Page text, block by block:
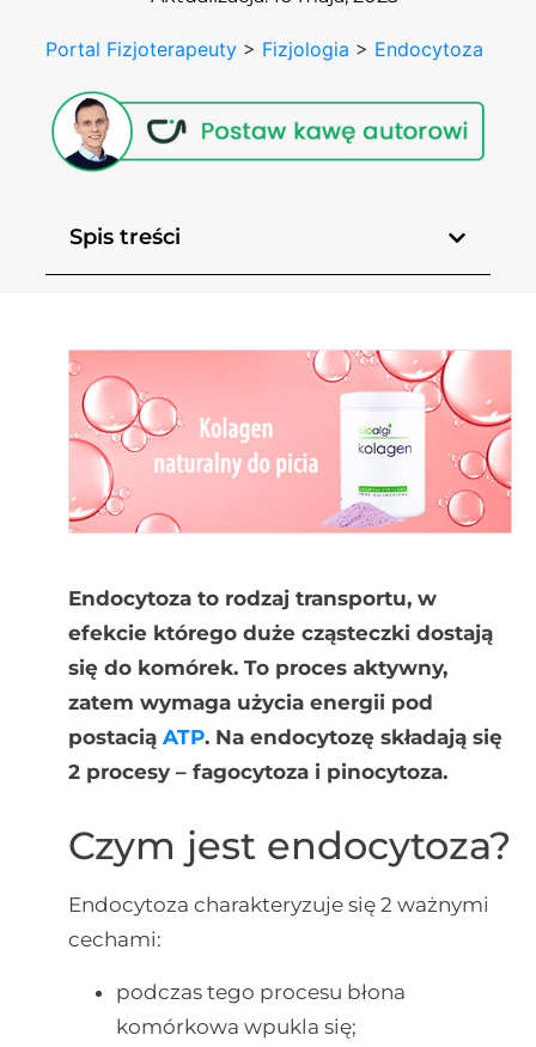
Portal Fizjoterapeuty > Fizjologia > Endocytoza
Spis treści
Endocytoza to rodzaj transportu, w
efekcie którego duże cząsteczki dostają
się do komórek. To proces aktywny,
zatem wymaga użycia energii pod
postacią ATP. Na endocytozę składają się
2 procesy – fagocytoza i pinocytoza.
Czym jest endocytoza?
Endocytoza charakteryzuje się 2 ważnymi
cechami:
podczas tego procesu błona
komórkowa wpukla się;